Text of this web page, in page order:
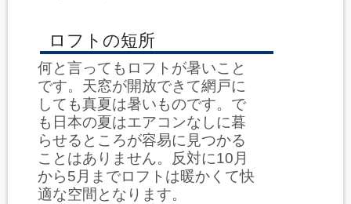
ロフトの短所
何と言ってもロフトが暑いこと
です。天窓が開放できて網戸に
しても真夏は暑いものです。で
も日本の夏はエアコンなしに暮
らせるところが容易に見つかる
ことはありません。反対に10月
から5月までロフトは暖かくて快
適な空間となります。